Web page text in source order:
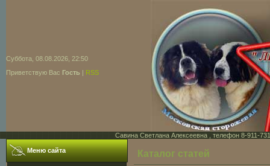
Суббота, 08.08.2026, 22:50
Приветствую Вас Гость | RSS
Савина Светлана Алексеевна , телефон 8-911-
Меню сайта Каталог статей